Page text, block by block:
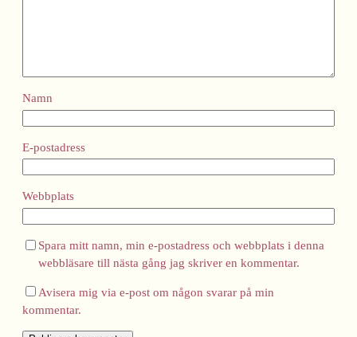
Namn
E-postadress
Webbplats
Spara mitt namn, min e-postadress och webbplats i denna
webbläsare till nästa gång jag skriver en kommentar.
Avisera mig via e-post om någon svarar på min
kommentar.